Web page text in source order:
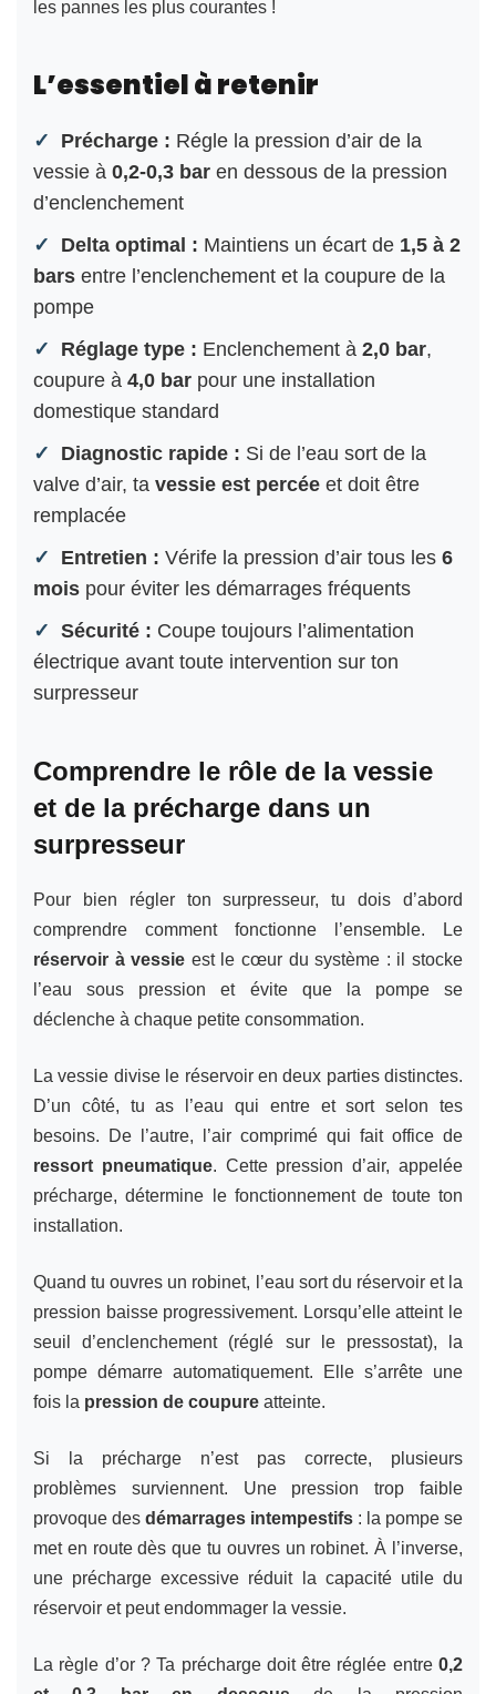
les pannes les plus courantes !
L’essentiel à retenir
Précharge : Régle la pression d’air de la
vessie à 0,2-0,3 bar en dessous de la pression
d’enclenchement
Delta optimal : Maintiens un écart de 1,5 à 2
bars entre l’enclenchement et la coupure de la
pompe
Réglage type : Enclenchement à 2,0 bar,
coupure à 4,0 bar pour une installation
domestique standard
Diagnostic rapide : Si de l’eau sort de la
valve d’air, ta vessie est percée et doit être
remplacée
Entretien : Vérife la pression d’air tous les 6
mois pour éviter les démarrages fréquents
Sécurité : Coupe toujours l’alimentation
électrique avant toute intervention sur ton
surpresseur
Comprendre le rôle de la vessie
et de la précharge dans un
surpresseur
Pour bien régler ton surpresseur, tu dois d’abord
comprendre comment fonctionne l’ensemble. Le
réservoir à vessie est le cœur du système : il stocke
l’eau sous pression et évite que la pompe se
déclenche à chaque petite consommation.
La vessie divise le réservoir en deux parties distinctes.
D’un côté, tu as l’eau qui entre et sort selon tes
besoins. De l’autre, l’air comprimé qui fait office de
ressort pneumatique. Cette pression d’air, appelée
précharge, détermine le fonctionnement de toute ton
installation.
Quand tu ouvres un robinet, l’eau sort du réservoir et la
pression baisse progressivement. Lorsqu’elle atteint le
seuil d’enclenchement (réglé sur le pressostat), la
pompe démarre automatiquement. Elle s’arrête une
fois la pression de coupure atteinte.
Si la précharge n’est pas correcte, plusieurs
problèmes surviennent. Une pression trop faible
provoque des démarrages intempestifs : la pompe se
met en route dès que tu ouvres un robinet. À l’inverse,
une précharge excessive réduit la capacité utile du
réservoir et peut endommager la vessie.
La règle d’or ? Ta précharge doit être réglée entre 0,2